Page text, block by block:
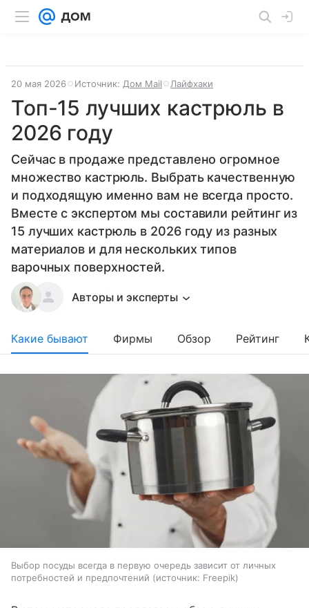
20 мая 2026 Источник: Дом Mail Лайфхаки
Топ-15 лучших кастрюль в
2026 году
Сейчас в продаже представлено огромное
множество кастрюль. Выбрать качественную
и подходящую именно вам не всегда просто.
Вместе с экспертом мы составили рейтинг из
15 лучших кастрюль в 2026 году из разных
материалов и для нескольких типов
варочных поверхностей.
Авторы и эксперты
Какие бывают Фирмы Обзор Рейтинг
Выбор посуды всегда в первую очередь зависит от личных
потребностей и предпочтений
источник: Freepik